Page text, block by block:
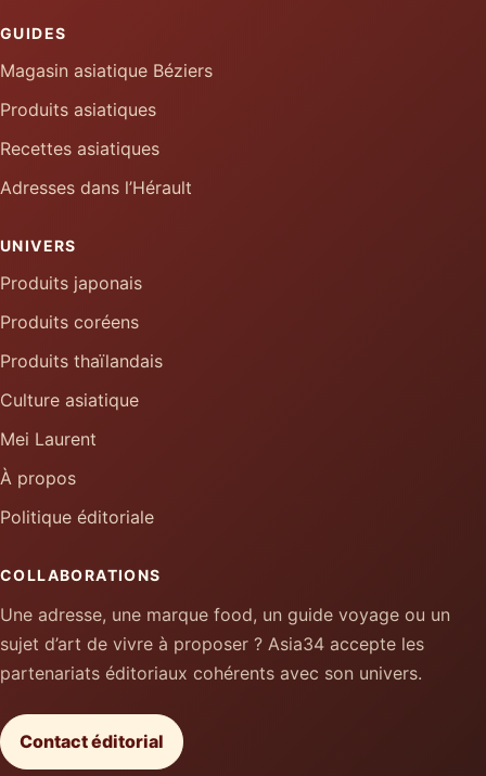
GUIDES
Magasin asiatique Béziers
Produits asiatiques
Recettes asiatiques
Adresses dans l’Hérault
UNIVERS
Produits japonais
Produits coréens
Produits thaïlandais
Culture asiatique
Mei Laurent
À propos
Politique éditoriale
COLLABORATIONS
Une adresse, une marque food, un guide voyage ou un
sujet d’art de vivre à proposer ? Asia34 accepte les
partenariats éditoriaux cohérents avec son univers.
Contact éditorial